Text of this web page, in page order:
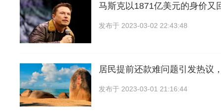
马斯克以1871亿美元的身价又
发布于 2023-03-02 22:43:48
居民提前还款难问题引发热议
发布于 2023-03-01 21:16:44